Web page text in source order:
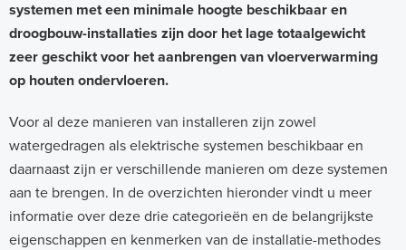
systemen met een minimale hoogte beschikbaar en
droogbouw-installaties zijn door het lage totaalgewicht
zeer geschikt voor het aanbrengen van vloerverwarming
op houten ondervloeren.
Voor al deze manieren van installeren zijn zowel
watergedragen als elektrische systemen beschikbaar en
daarnaast zijn er verschillende manieren om deze systemen
aan te brengen. In de overzichten hieronder vindt u meer
informatie over deze drie categorieën en de belangrijkste
eigenschappen en kenmerken van de installatie-methodes